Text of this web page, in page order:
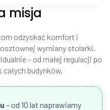
misja
odzyskać komfort i
wymiany stolarki.
– od małej regulacji po
budynków.
– od 10 lat naprawiamy